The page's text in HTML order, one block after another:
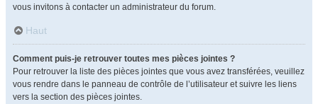
vous invitons à contacter un administrateur du forum.
Haut
Comment puis-je retrouver toutes mes pièces jointes ?
Pour retrouver la liste des pièces jointes que vous avez transférées, veuillez
vous rendre dans le panneau de contrôle de l’utilisateur et suivre les liens
vers la section des pièces jointes.